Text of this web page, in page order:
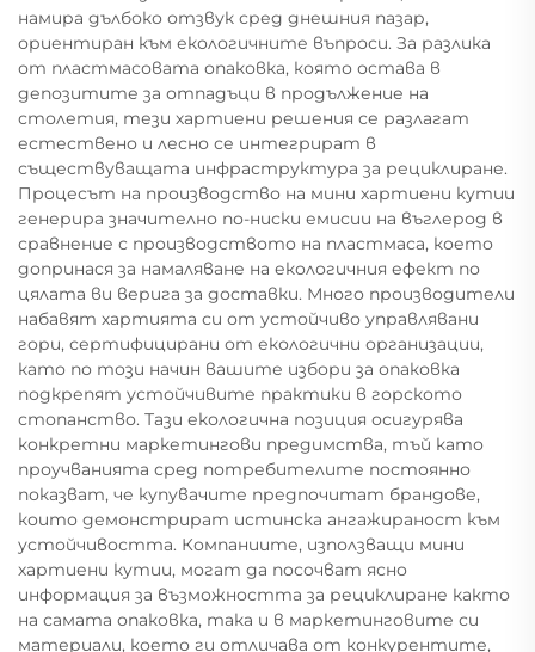
намира дълбоко отзвук сред днешния пазар,
ориентиран към екологичните въпроси. За разлика
от пластмасовата опаковка, която остава в
депозитите за отпадъци в продължение на
столетия, тези хартиени решения се разлагат
естествено и лесно се интегрират в
съществуващата инфраструктура за рециклиране.
Процесът на производство на мини хартиени кутии
генерира значително по-ниски емисии на въглерод в
сравнение с производството на пластмаса, което
допринася за намаляване на екологичния ефект по
цялата ви верига за доставки. Много производители
набавят хартията си от устойчиво управлявани
гори, сертифицирани от екологични организации,
като по този начин вашите избори за опаковка
подкрепят устойчивите практики в горското
стопанство. Тази екологична позиция осигурява
конкретни маркетингови предимства, тъй като
проучванията сред потребителите постоянно
показват, че купувачите предпочитат брандове,
които демонстрират истинска ангажираност към
устойчивостта. Компаниите, използващи мини
хартиени кутии, могат да посочват ясно
информация за възможността за рециклиране както
на самата опаковка, така и в маркетинговите си
материали, което ги отличава от конкурентите,